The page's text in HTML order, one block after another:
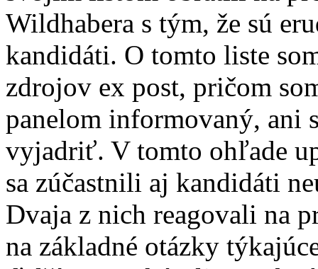
Wildhabera s tým, že sú
kandidáti. O tomto liste
zdrojov ex post, pričom
panelom informovaný, ani
vyjadriť. V tomto ohľade
sa zúčastnili aj kandidáti
Dvaja z nich reagovali na
na základné otázky